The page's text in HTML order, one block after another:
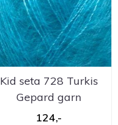
Kid seta 728 Turkis
Gepard garn
124,-